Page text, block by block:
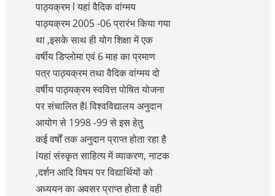
पाठ्यक्रम l यहां वैदिक वांग्मय
पाठ्यक्रम 2005 -06 प्रारंभ किया गया
था ,इसके साथ ही योग शिक्षा में एक
वर्षीय डिप्लोमा एवं 6 माह का प्रमाण
पत्र पाठ्यक्रम तथा वैदिक वांग्मय दो
वर्षीय पाठ्यक्रम स्ववित्त पोषित योजना
पर संचालित हैl विश्वविद्यालय अनुदान
आयोग से 1998 -99 से इस हेतु
कई वर्षों तक अनुदान प्राप्त होता रहा है
lयहां संस्कृत साहित्य में व्याकरण, नाटक
,दर्शन आदि विषय पर विद्यार्थियों को
अध्ययन का अवसर प्राप्त होता है वही